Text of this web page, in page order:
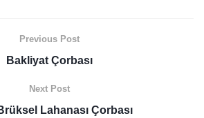
Previous Post
Bakliyat Çorbası
Next Post
Lahanası Çorbası